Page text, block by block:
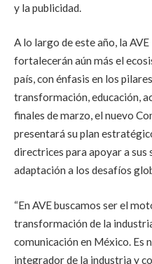
y la publicidad.
A lo largo de este año, la
fortalecerán aún más el
país, con énfasis en los
transformación, educación,
finales de marzo, el nuevo
presentará su plan
directrices para apoyar a sus
adaptación a los desafíos
“En AVE buscamos ser el
transformación de la
comunicación en México. Es
integrador de la industria y